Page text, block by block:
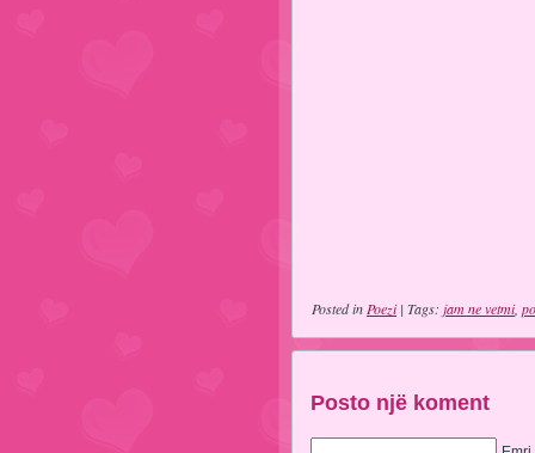
Posted in Poezi| Tags: jam ne vetmi,
Posto një koment